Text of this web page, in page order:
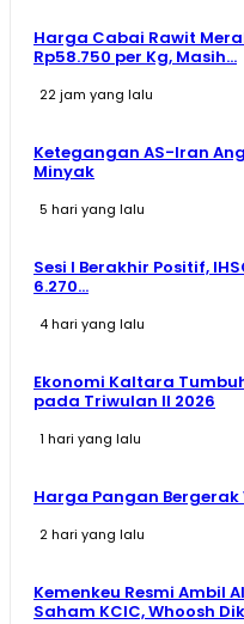
Harga Cabai Rawit
Rp58.750 per Kg, Masih...
22 jam yang lalu
Ketegangan AS-Iran
Minyak
5 hari yang lalu
Sesi I Berakhir Positif,
6.270...
4 hari yang lalu
Ekonomi Kaltara
pada Triwulan II 2026
1 hari yang lalu
Harga Pangan
2 hari yang lalu
Kemenkeu Resmi Ambil
Saham KCIC, Whoosh